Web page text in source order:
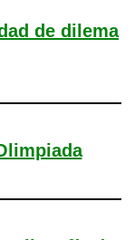
de dilema